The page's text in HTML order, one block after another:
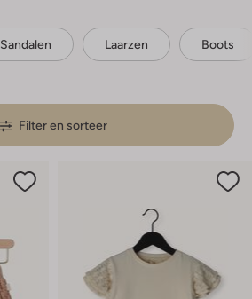
Sandalen Laarzen Boots
Filter en sorteer